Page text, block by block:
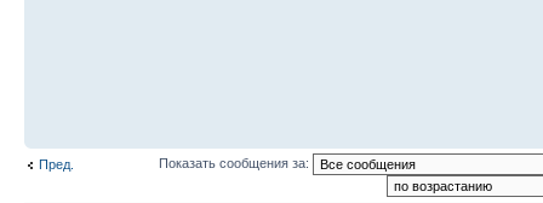
Пред. Показать сообщения за: